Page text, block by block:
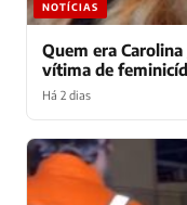
NOTÍCIAS
Quem era
vítima de
Há 2 dias